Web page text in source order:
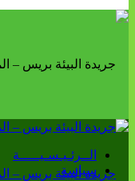
الــرئـيـسـيـــــة
سياسة